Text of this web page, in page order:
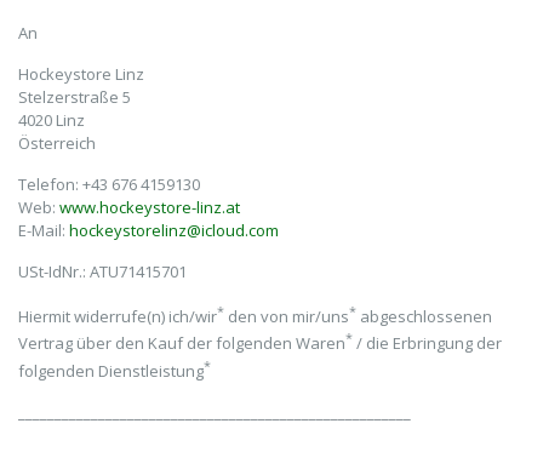
An
Hockeystore Linz
Stelzerstraße 5
4020 Linz
Österreich
Telefon: +43 676 4159130
Web: www.hockeystore-linz.at
E-Mail: hockeystorelinz@icloud.com
USt-IdNr.: ATU71415701
Hiermit widerrufe(n) ich/wir* den von mir/uns* abgeschlossenen
Vertrag über den Kauf der folgenden Waren* / die Erbringung der
folgenden Dienstleistung*